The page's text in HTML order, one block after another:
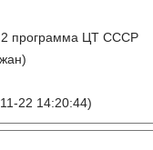
программа ЦТ СССР
22 14:20:44)